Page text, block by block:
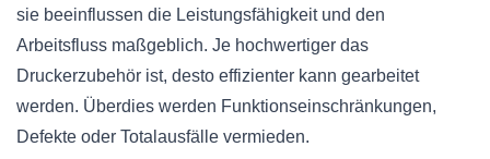
sie beeinflussen die Leistungsfähigkeit und den
Arbeitsfluss maßgeblich. Je hochwertiger das
Druckerzubehör ist, desto effizienter kann gearbeitet
werden. Überdies werden Funktionseinschränkungen,
Defekte oder Totalausfälle vermieden.